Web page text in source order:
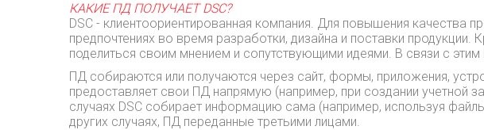
КАКИЕ ПД ПОЛУЧАЕТ DSC?
DSC - клиентоориентированная компания. Для повышения качества
предпочтениях во время разработки, дизайна и поставки
поделиться своим мнением и сопутствующими идеями. В связи с
ПД собираются или получаются через сайт, формы, приложения,
предоставляет свои ПД напрямую (например, при создании учетной
случаях DSC собирает информацию сама (например, используя
других случаях, ПД переданные третьими лицами.